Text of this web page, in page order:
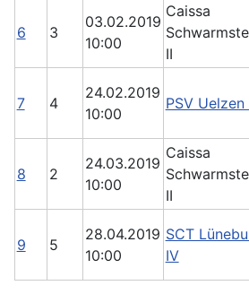
6 3
03.02.2019
10:00
Caissa
II
7 4
24.02.2019
10:00
PSV Uelzen
8 2
24.03.2019
10:00
Caissa
II
9 5
28.04.2019
10:00
SCT
IV